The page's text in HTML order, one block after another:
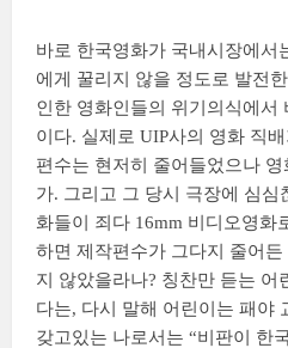
바로 한국영화가 국내시장에서
에게 꿀리지 않을 정도로 발전
인한 영화인들의 위기의식에서
이다. 실제로 UIP사의 영화 직
편수는 현저히 줄어들었으나
가. 그리고 그 당시 극장에 심심
화들이 죄다 16mm 비디오영화
하면 제작편수가 그다지 줄어
지 않았을라나? 칭찬만 듣는 어
다는, 다시 말해 어린이는 패야
갖고있는 나로서는 “비판이 한